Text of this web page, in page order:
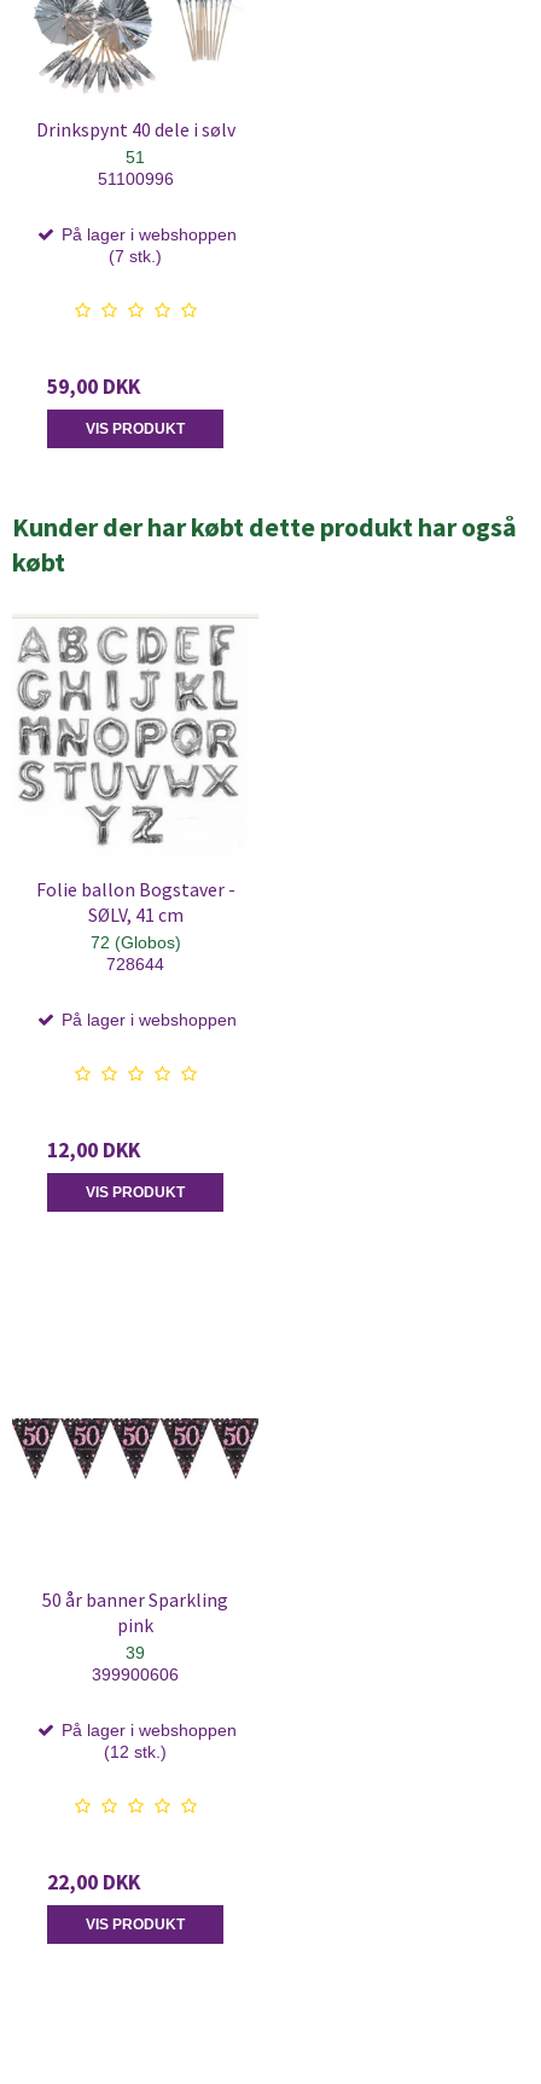
Drinkspynt 40 dele i sølv
51
51100996
På lager i webshoppen
(7 stk.)
59,00 DKK
VIS PRODUKT
Kunder der har købt dette produkt har også
købt
Folie ballon Bogstaver -
SØLV, 41 cm
72 (Globos)
728644
På lager i webshoppen
12,00 DKK
VIS PRODUKT
50 år banner Sparkling
pink
39
399900606
På lager i webshoppen
(12 stk.)
22,00 DKK
VIS PRODUKT